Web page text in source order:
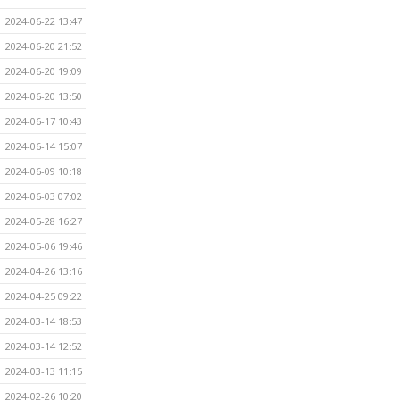
2024-06-22 13:47
2024-06-20 21:52
2024-06-20 19:09
2024-06-20 13:50
2024-06-17 10:43
2024-06-14 15:07
2024-06-09 10:18
2024-06-03 07:02
2024-05-28 16:27
2024-05-06 19:46
2024-04-26 13:16
2024-04-25 09:22
2024-03-14 18:53
2024-03-14 12:52
2024-03-13 11:15
2024-02-26 10:20